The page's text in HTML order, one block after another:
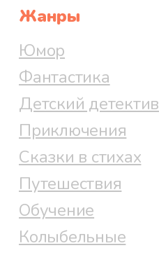
Жанры
Юмор
Фантастика
Детский детектив
Приключения
Сказки в стихах
Путешествия
Обучение
Колыбельные